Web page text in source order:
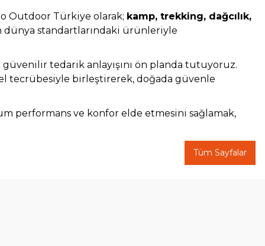
Outdoor Türkiye olarak; kamp, trekking, dağcılık,
dünya standartlarındaki ürünleriyle
güvenilir tedarik anlayışını ön planda tutuyoruz.
tecrübesiyle birleştirerek, doğada güvenle
performans ve konfor elde etmesini sağlamak,
Tüm Sayfalar